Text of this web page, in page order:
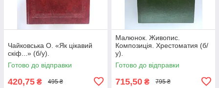
Чайковська О. «Як цікавий
скіф...» (б/у).
Готово до відправки
420,75 ₴ 495 ₴
Малюнок. Живопис.
Композиція. Хрестоматия (б/
у).
Готово до відправки
715,50 ₴ 795 ₴